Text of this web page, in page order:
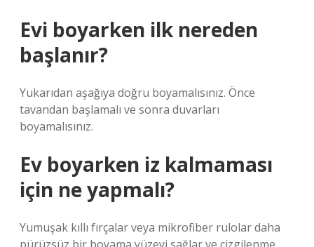
Evi boyarken ilk nereden
başlanır?
Yukarıdan aşağıya doğru boyamalısınız. Önce
tavandan başlamalı ve sonra duvarları
boyamalısınız.
Ev boyarken iz kalmaması
için ne yapmalı?
Yumuşak kıllı fırçalar veya mikrofiber rulolar daha